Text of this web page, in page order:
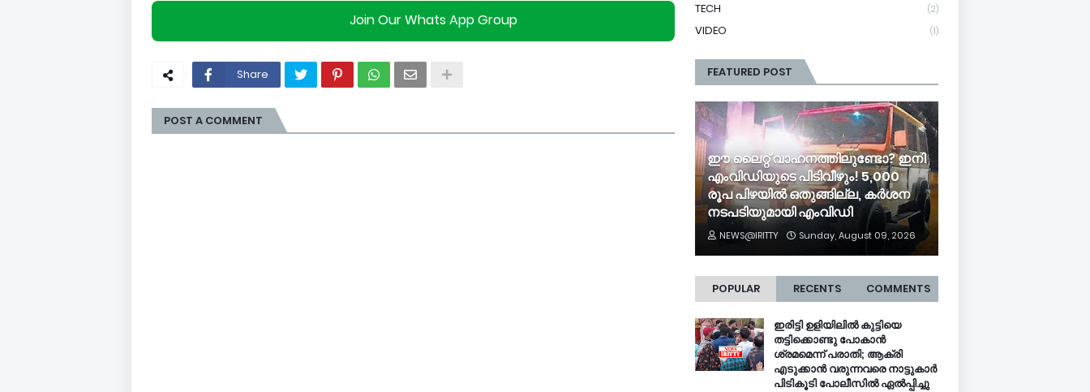
Join Our Whats App Group
Share
POST A COMMENT
TECH (2)
VIDEO (1)
FEATURED POST
ഈ ലൈറ്റ് വാഹനത്തിലുണ്ടോ? ഇനി
എംവിഡിയുടെ പിടിവീഴും! 5,000
രൂപ പിഴയിൽ ഒതുങ്ങില്ല, കർശന
നടപടിയുമായി എംവിഡി
NEWS@IRITTY Sunday, August 09, 2026
POPULAR RECENTS COMMENTS
ഇരിട്ടി ഉളിയിലിൽ കുട്ടിയെ
തട്ടിക്കൊണ്ടു പോകാൻ
ശ്രമമെന്ന് പരാതി; ആക്രി
എടുക്കാൻ വരുന്നവരെ നാട്ടുകാർ
പിടികൂടി പോലീസിൽ ഏൽപ്പിച്ചു